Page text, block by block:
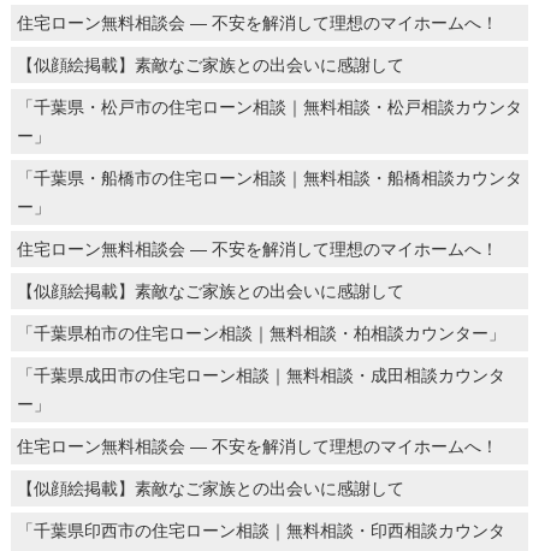
住宅ローン無料相談会 ― 不安を解消して理想のマイホームへ！
【似顔絵掲載】素敵なご家族との出会いに感謝して
「千葉県・松戸市の住宅ローン相談｜無料相談・松戸相談カウンタ
ー」
「千葉県・船橋市の住宅ローン相談｜無料相談・船橋相談カウンタ
ー」
住宅ローン無料相談会 ― 不安を解消して理想のマイホームへ！
【似顔絵掲載】素敵なご家族との出会いに感謝して
「千葉県柏市の住宅ローン相談｜無料相談・柏相談カウンター」
「千葉県成田市の住宅ローン相談｜無料相談・成田相談カウンタ
ー」
住宅ローン無料相談会 ― 不安を解消して理想のマイホームへ！
【似顔絵掲載】素敵なご家族との出会いに感謝して
「千葉県印西市の住宅ローン相談｜無料相談・印西相談カウンタ